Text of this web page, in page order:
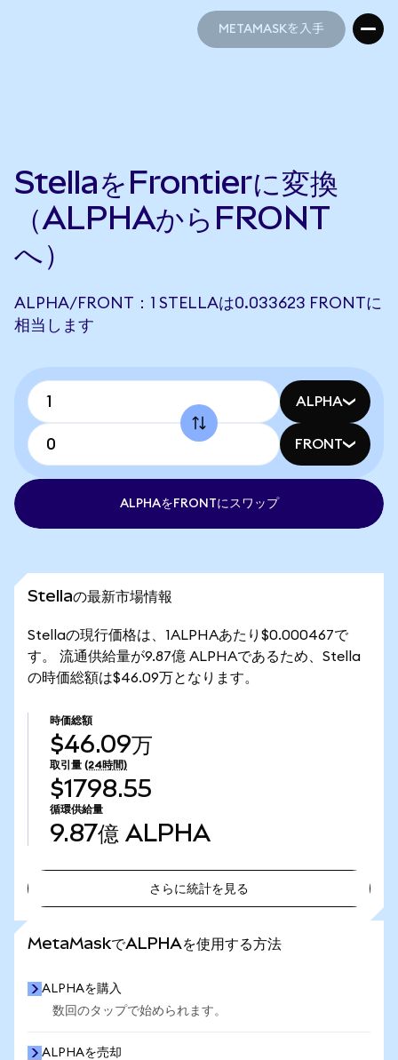
METAMASKを入手
StellaをFrontierに変換
（ALPHAからFRONT
へ）
ALPHA/FRONT：1 STELLAは0.033623 FRONTに
相当します
ALPHA
FRONT
ALPHAをFRONTにスワップ
Stellaの最新市場情報
Stellaの現行価格は、1ALPHAあたり$0.000467で
す。 流通供給量が9.87億 ALPHAであるため、Stella
の時価総額は$46.09万となります。
時価総額
$46.09万
取引量 (24時間)
$1798.55
循環供給量
9.87億 ALPHA
さらに統計を見る
MetaMaskでALPHAを使用する方法
ALPHAを購入
数回のタップで始められます。
ALPHAを売却